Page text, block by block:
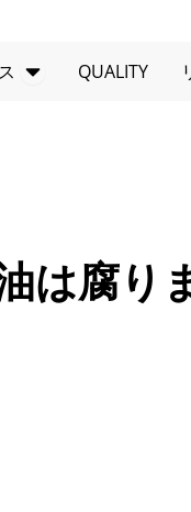
オープンOEMサ
QUALITY
は腐り